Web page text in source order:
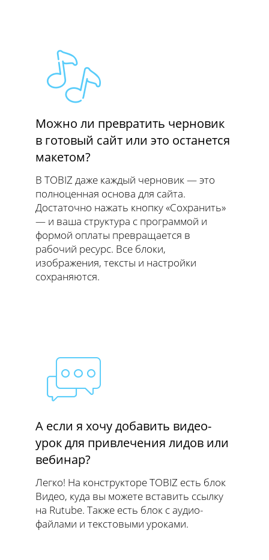
Можно ли превратить черновик
в готовый сайт или это останется
макетом?
В TOBIZ даже каждый черновик — это
полноценная основа для сайта.
Достаточно нажать кнопку «Сохранить»
— и ваша структура с программой и
формой оплаты превращается в
рабочий ресурс. Все блоки,
изображения, тексты и настройки
сохраняются.
А если я хочу добавить видео-
урок для привлечения лидов или
вебинар?
Легко! На конструкторе TOBIZ есть блок
Видео, куда вы можете вставить ссылку
на Rutube. Также есть блок с аудио-
файлами и текстовыми уроками.